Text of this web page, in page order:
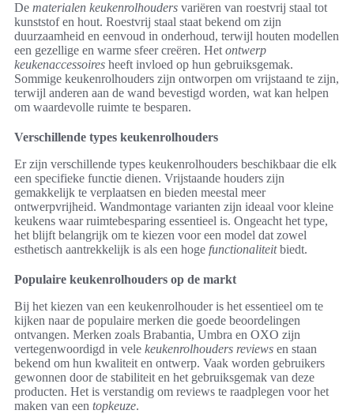
De materialen keukenrolhouders variëren van roestvrij staal tot
kunststof en hout. Roestvrij staal staat bekend om zijn
duurzaamheid en eenvoud in onderhoud, terwijl houten modellen
een gezellige en warme sfeer creëren. Het ontwerp
keukenaccessoires heeft invloed op hun gebruiksgemak.
Sommige keukenrolhouders zijn ontworpen om vrijstaand te zijn,
terwijl anderen aan de wand bevestigd worden, wat kan helpen
om waardevolle ruimte te besparen.
Verschillende types keukenrolhouders
Er zijn verschillende types keukenrolhouders beschikbaar die elk
een specifieke functie dienen. Vrijstaande houders zijn
gemakkelijk te verplaatsen en bieden meestal meer
ontwerpvrijheid. Wandmontage varianten zijn ideaal voor kleine
keukens waar ruimtebesparing essentieel is. Ongeacht het type,
het blijft belangrijk om te kiezen voor een model dat zowel
esthetisch aantrekkelijk is als een hoge functionaliteitbiedt.
Populaire keukenrolhouders op de markt
Bij het kiezen van een keukenrolhouder is het essentieel om te
kijken naar de populaire merken die goede beoordelingen
ontvangen. Merken zoals Brabantia, Umbra en OXO zijn
vertegenwoordigd in vele keukenrolhouders reviews en staan
bekend om hun kwaliteit en ontwerp. Vaak worden gebruikers
gewonnen door de stabiliteit en het gebruiksgemak van deze
producten. Het is verstandig om reviews te raadplegen voor het
maken van een topkeuze.